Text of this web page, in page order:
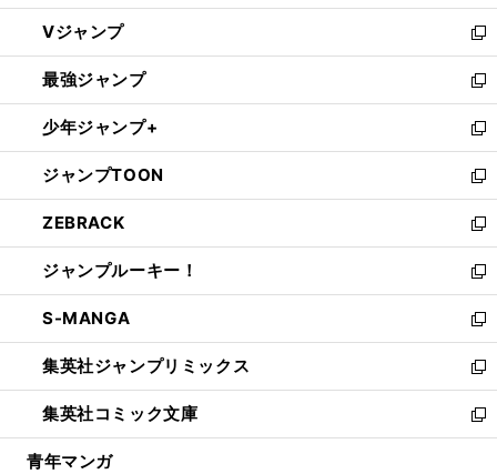
ウ
ィ
ン
ド
ウ
で
開
く
し
い
ウ
ィ
ン
ド
ウ
で
開
く
Vジャンプ
新
し
い
ウ
ィ
ン
ド
ウ
で
開
く
最強ジャンプ
新
し
い
ウ
ィ
ン
ド
ウ
で
開
く
少年ジャンプ+
新
し
い
ウ
ィ
ン
ド
ウ
で
開
く
ジャンプTOON
新
し
い
ウ
ィ
ン
ド
ウ
で
開
く
ZEBRACK
新
し
い
ウ
ィ
ン
ド
ウ
で
開
ジャンプルーキー！
新
し
い
ウ
ィ
ン
ド
ウ
S-MANGA
新
し
い
ウ
ィ
ン
集英社ジャンプリミックス
新
し
い
ウ
集英社コミック文庫
新
し
青年マンガ